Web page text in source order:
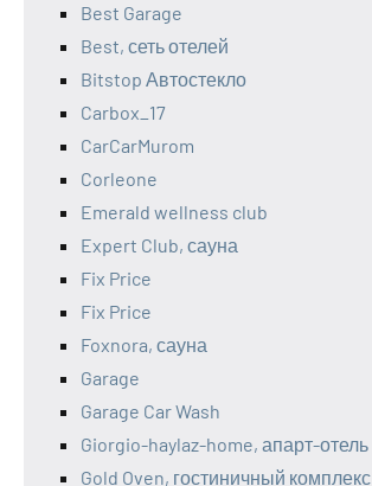
Best Garage
Best, сеть отелей
Bitstop Автостекло
Carbox_17
CarCarMurom
Corleone
Emerald wellness club
Expert Club, сауна
Fix Price
Fix Price
Foxnora, сауна
Garage
Garage Car Wash
Giorgio-haylaz-home, апарт-отель
Gold Oven, гостиничный комплекс